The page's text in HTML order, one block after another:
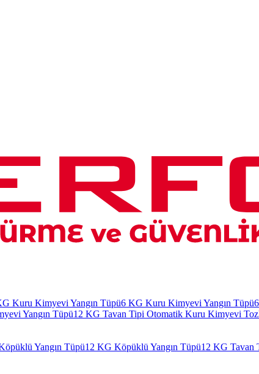
Kuru Kimyevi Yangın Tüpü6 KG Kuru Kimyevi Yangın Tüpü
Yangın Tüpü12 KG Tavan Tipi Otomatik Kuru Kimyevi
Yangın Tüpü12 KG Köpüklü Yangın Tüpü12 KG Tavan